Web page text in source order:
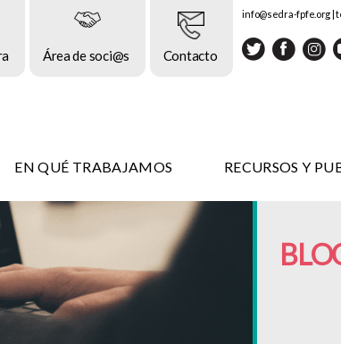
Área de soci@s Contacto
info@sedra-fpfe.org|
EN QUÉ TRABAJAMOS RECURSOS Y